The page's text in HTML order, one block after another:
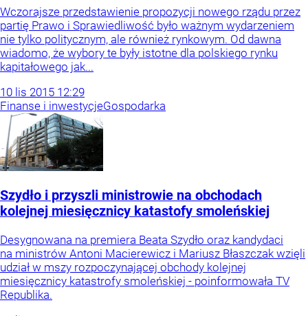
Wczorajsze przedstawienie propozycji nowego rządu przez
partię Prawo i Sprawiedliwość było ważnym wydarzeniem
nie tylko politycznym, ale również rynkowym. Od dawna
wiadomo, że wybory te były istotne dla polskiego rynku
kapitałowego jak...
10 lis 2015 12:29
Finanse i inwestycjeGospodarka
Szydło i przyszli ministrowie na obchodach
kolejnej miesięcznicy katastofy smoleńskiej
Desygnowana na premiera Beata Szydło oraz kandydaci
na ministrów Antoni Macierewicz i Mariusz Błaszczak wzięli
udział w mszy rozpoczynającej obchody kolejnej
miesięcznicy katastrofy smoleńskiej - poinformowała TV
Republika.